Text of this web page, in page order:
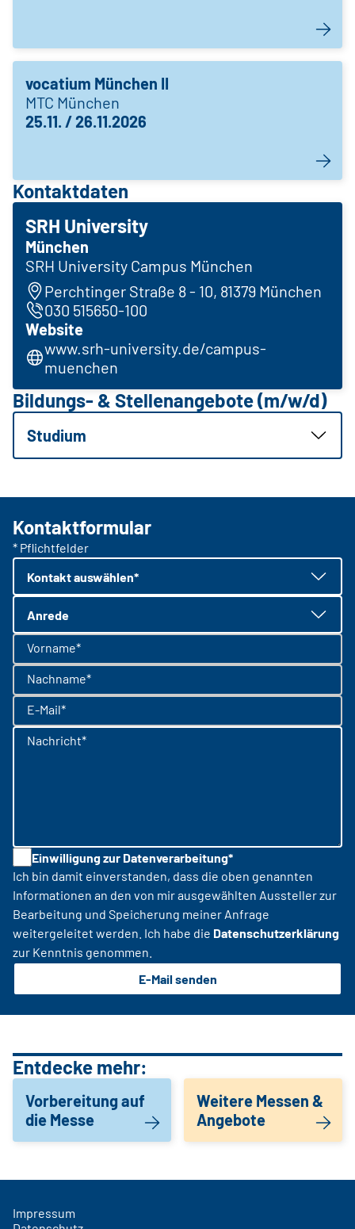
vocatium München II
MTC München
25.11. / 26.11.2026
Kontaktdaten
SRH University
München
SRH University Campus München
Perchtinger Straße 8 - 10, 81379 München
030 515650-100
Website
www.srh-university.de/campus-
muenchen
Bildungs- & Stellenangebote (m/w/d)
Studium
Kontaktformular
* Pflichtfelder
Kontakt auswählen*
Anrede
Vorname*
Nachname*
E-Mail*
Nachricht*
Einwilligung zur Datenverarbeitung*
Ich bin damit einverstanden, dass die oben genannten
Informationen an den von mir ausgewählten Aussteller zur
Bearbeitung und Speicherung meiner Anfrage
weitergeleitet werden. Ich habe die Datenschutzerklärung
zur Kenntnis genommen.
E-Mail senden
Entdecke mehr:
Vorbereitung auf
die Messe
Weitere Messen &
Angebote
Impressum